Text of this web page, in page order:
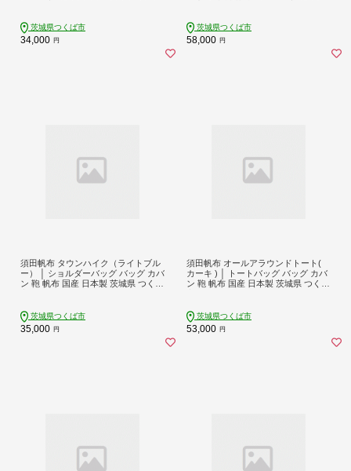
茨城県つくば市
34,000 円
茨城県つくば市
58,000 円
須田帆布 タウンハイク（ライトブル
ー） │ ショルダーバッグ バッグ カバ
ン 鞄 帆布 国産 日本製 茨城県 つくば
茨城県つくば市
35,000 円
須田帆布 オールアラウンドトート(
カーキ ) │ トートバッグ バッグ カバ
ン 鞄 帆布 国産 日本製 茨城県 つくば
茨城県つくば市
53,000 円